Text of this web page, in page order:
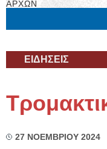
ΑΡΧΩΝ
ΕΙΔΗΣΕΙΣ
27 ΝΟΕΜΒΡΙΟΥ 2024